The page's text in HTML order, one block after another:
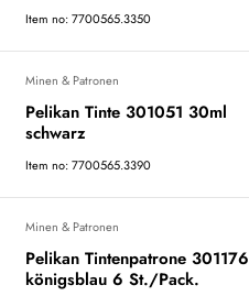
Item no: 7700565.3350
Minen & Patronen
Pelikan Tinte 301051 30ml
schwarz
Item no: 7700565.3390
Minen & Patronen
Pelikan Tintenpatrone 301176
königsblau 6 St./Pack.